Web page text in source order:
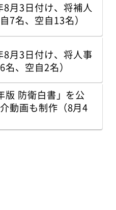
月3日付け、将補人
7名、空自13名）
月3日付け、将人事
名、空自2名）
版 防衛白書」を公
動画も制作（8月4